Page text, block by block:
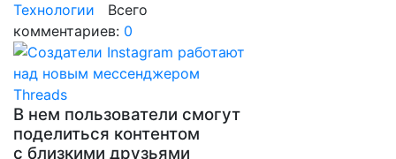
Технологии Всего
комментариев: 0
В нем пользователи смогут
поделиться контентом
с близкими друзьями